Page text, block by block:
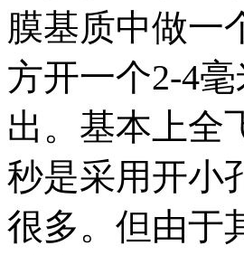
膜基质中做一
方开一个2-4
出。基本上全
秒是采用开小
很多。但由于